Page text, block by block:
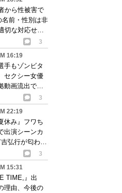
から性被害で
名前・性別は非
切な対応せず
3
16:19
手もゾンビタ
セクシー女優
動画流出で波
3
22:19
休み』フワち
出演シーンカ
弘行が匂わせ
3
15:31
TIME,』出
理由、今後の